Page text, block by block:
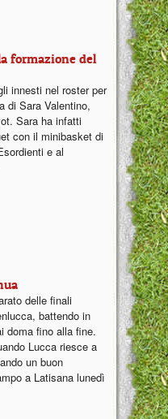
formazione del
innesti nel roster per
di Sara Valentino,
Sara ha infatti
con il minibasket di
e al
delle finali
battendo in
doma fino alla fine.
Lucca riesce a
un buon
a Latisana lunedì